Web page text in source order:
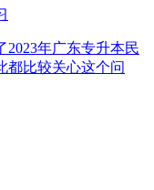
2023年广东专升本民
都比较关心这个问